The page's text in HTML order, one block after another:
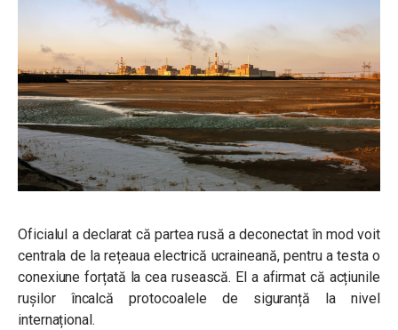
Oficialul a declarat că partea rusă a deconectat în mod voit
centrala de la rețeaua electrică ucraineană, pentru a testa o
conexiune forțată la cea rusească. El a afirmat că acțiunile
rușilor încalcă protocoalele de siguranță la nivel
internațional.